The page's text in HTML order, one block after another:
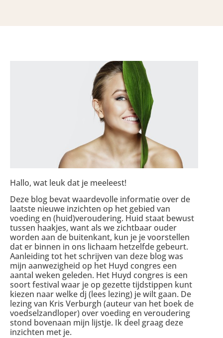
Hallo, wat leuk dat je meeleest!
Deze blog bevat waardevolle informatie over de
laatste nieuwe inzichten op het gebied van
voeding en (huid)veroudering. Huid staat bewust
tussen haakjes, want als we zichtbaar ouder
worden aan de buitenkant, kun je je voorstellen
dat er binnen in ons lichaam hetzelfde gebeurt.
Aanleiding tot het schrijven van deze blog was
mijn aanwezigheid op het Huyd congres een
aantal weken geleden. Het Huyd congres is een
soort festival waar je op gezette tijdstippen kunt
kiezen naar welke dj (lees lezing) je wilt gaan. De
lezing van Kris Verburgh (auteur van het boek de
voedselzandloper) over voeding en veroudering
stond bovenaan mijn lijstje. Ik deel graag deze
inzichten met je.